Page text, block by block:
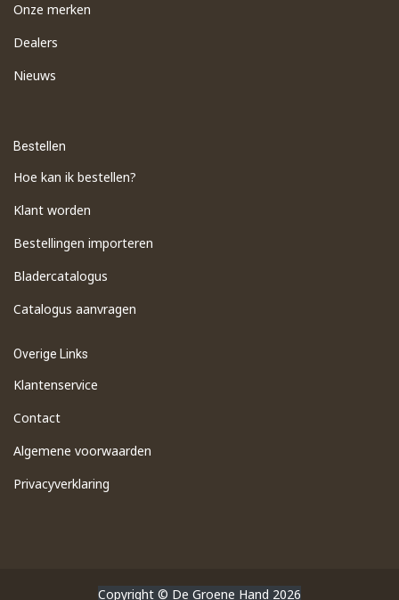
Onze merken
Dealers
Nieuws
Bestellen
Hoe kan ik bestellen?
Klant worden
Bestellingen importeren
​Bladercatalogus
​Catalogus aanvragen
Overige Links
Klantenservice
Contact
Algemene voorwaarden
Privacyverklaring
Copyright © De Groene Hand 2026